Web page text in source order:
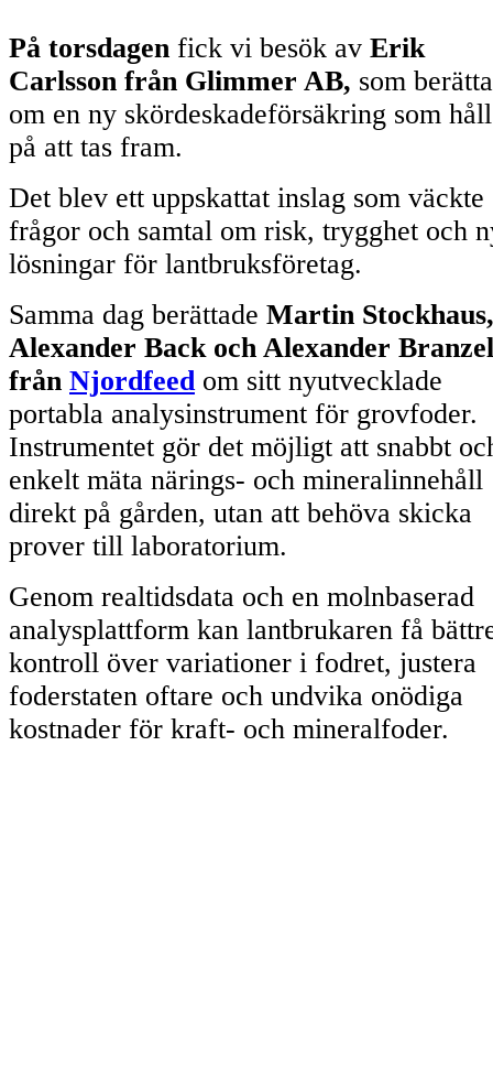
På torsdagen fick vi besök av Erik
Carlsson från Glimmer AB, som
om en ny skördeskadeförsäkring som
på att tas fram.
Det blev ett uppskattat inslag som väckte
frågor och samtal om risk, trygghet och
lösningar för lantbruksföretag.
Samma dag berättade Martin Stockhaus,
Alexander Back och Alexander
från Njordfeed om sitt nyutvecklade
portabla analysinstrument för grovfoder.
Instrumentet gör det möjligt att snabbt
enkelt mäta närings- och mineralinnehåll
direkt på gården, utan att behöva skicka
prover till laboratorium.
Genom realtidsdata och en molnbaserad
analysplattform kan lantbrukaren få
kontroll över variationer i fodret, justera
foderstaten oftare och undvika onödiga
kostnader för kraft- och mineralfoder.